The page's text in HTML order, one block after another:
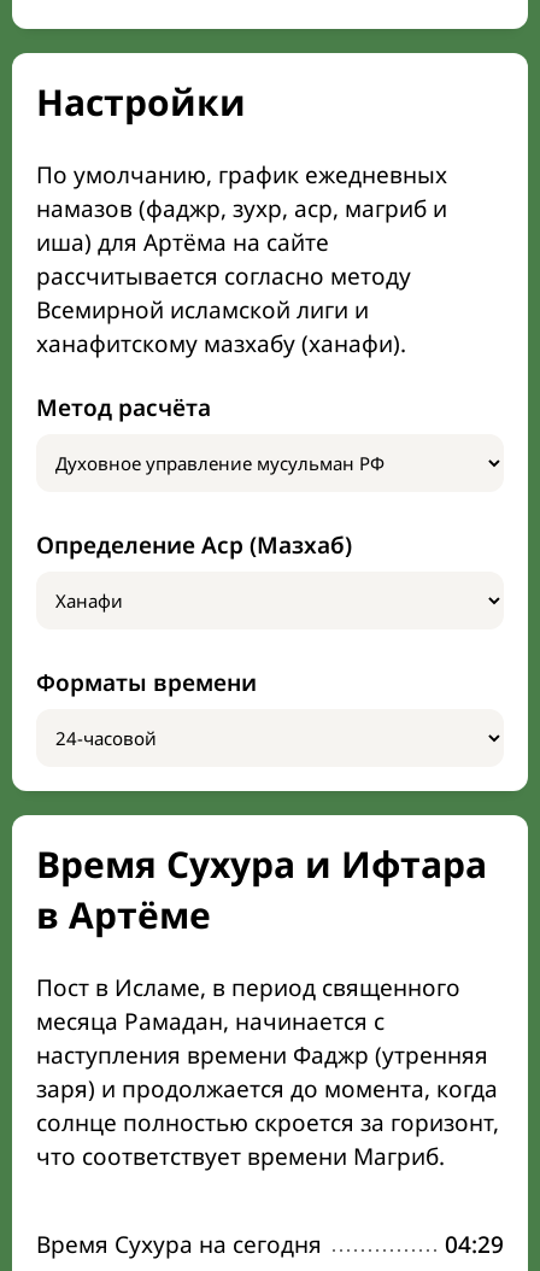
Настройки
По умолчанию, график ежедневных
намазов (фаджр, зухр, аср, магриб и
иша) для Артёма на сайте
рассчитывается согласно методу
Всемирной исламской лиги и
ханафитскому мазхабу (ханафи).
Метод расчёта
Определение Аср (Мазхаб)
Форматы времени
Время Сухура и Ифтара
в Артёме
Пост в Исламе, в период священного
месяца Рамадан, начинается с
наступления времени Фаджр (утренняя
заря) и продолжается до момента, когда
солнце полностью скроется за горизонт,
что соответствует времени Магриб.
Время Сухура на сегодня 04:29